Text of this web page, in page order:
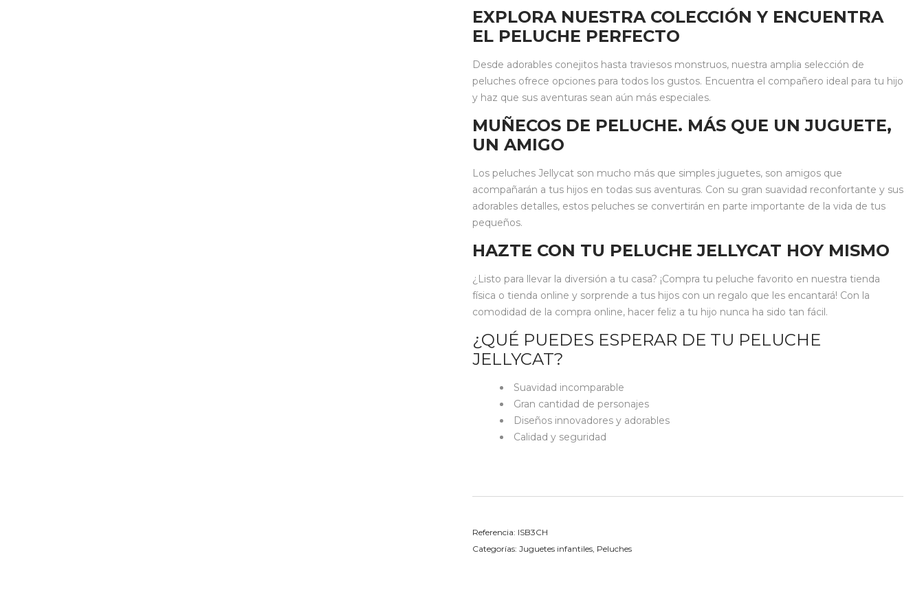
EXPLORA NUESTRA COLECCIÓN Y ENCUENTRA
EL PELUCHE PERFECTO
Desde adorables conejitos hasta traviesos monstruos, nuestra amplia selección de
peluches ofrece opciones para todos los gustos. Encuentra el compañero ideal para tu hijo
y haz que sus aventuras sean aún más especiales.
MUÑECOS DE PELUCHE. MÁS QUE UN JUGUETE,
UN AMIGO
Los peluches Jellycat son mucho más que simples juguetes, son amigos que
acompañarán a tus hijos en todas sus aventuras. Con su gran suavidad reconfortante y sus
adorables detalles, estos peluches se convertirán en parte importante de la vida de tus
pequeños.
HAZTE CON TU PELUCHE JELLYCAT HOY MISMO
¿Listo para llevar la diversión a tu casa? ¡Compra tu peluche favorito en nuestra tienda
física o tienda online y sorprende a tus hijos con un regalo que les encantará! Con la
comodidad de la compra online, hacer feliz a tu hijo nunca ha sido tan fácil.
¿QUÉ PUEDES ESPERAR DE TU PELUCHE
JELLYCAT?
Suavidad incomparable
Gran cantidad de personajes
Diseños innovadores y adorables
Calidad y seguridad
Referencia: ISB3CH
Categorías: Juguetes infantiles Peluches